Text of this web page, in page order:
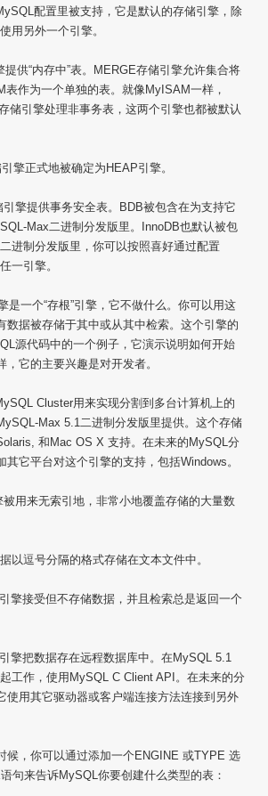
配置里被支持，它是默认的存储引擎，除
用另外一个引擎。
供“内存中”表。MERGE存储引擎允许集合将
作为一个单独的表。就像MyISAM一样，
储引擎处理非事务表，这两个引擎也都被默认
擎正式地被确定为HEAP引擎。
擎提供事务安全表。BDB被包含在为支持它
Max二进制分发版里。InnoDB也默认被包
进制分发版里，你可以按照喜好通过配置
一引擎。
一个“存根”引擎，它不做什么。你可以用这
数据被存储于其中或从其中检索。这个引擎的
源代码中的一个例子，它演示说明如何开始
它的主要兴趣是对开发者。
Cluster用来实现分割到多台计算机上的
Max 5.1二进制分发版里提供。这个存储
和Mac OS X 支持。在未来的MySQL分
其它平台对这个引擎的支持，包括Windows。
用来无索引地，非常小地覆盖存储的大量数
以逗号分隔的格式存储在文本文件中。
擎接受但不存储数据，并且检索总是返回一个
擎把数据存在远程数据库中。在MySQL 5.1
工作，使用MySQL C Client API。在未来的分
使用其它驱动器或客户端连接方法连接到另外
候，你可以通过添加一个ENGINE 或TYPE 选
句来告诉MySQL你要创建什么类型的表：